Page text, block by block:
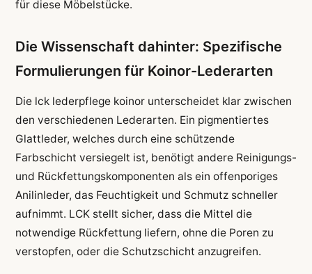
für diese Möbelstücke.
Die Wissenschaft dahinter: Spezifische
Formulierungen für Koinor-Lederarten
Die lck lederpflege koinor unterscheidet klar zwischen
den verschiedenen Lederarten. Ein pigmentiertes
Glattleder, welches durch eine schützende
Farbschicht versiegelt ist, benötigt andere Reinigungs-
und Rückfettungskomponenten als ein offenporiges
Anilinleder, das Feuchtigkeit und Schmutz schneller
aufnimmt. LCK stellt sicher, dass die Mittel die
notwendige Rückfettung liefern, ohne die Poren zu
verstopfen, oder die Schutzschicht anzugreifen.